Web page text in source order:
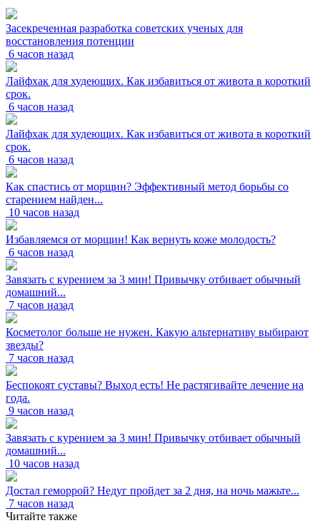
Засекреченная разработка советских ученых для
восстановления потенции
6 часов назад
Лайфхак для худеющих. Как избавиться от живота в короткий
срок.
6 часов назад
Лайфхак для худеющих. Как избавиться от живота в короткий
срок.
6 часов назад
Как спастись от морщин? Эффективный метод борьбы со
старением найден...
10 часов назад
Избавляемся от морщин! Как вернуть коже молодость?
6 часов назад
Завязать с курением за 3 мин! Привычку отбивает обычный
домашний...
7 часов назад
Косметолог больше не нужен. Какую альтернативу выбирают
звезды?
7 часов назад
Беспокоят суставы? Выход есть! Не растягивайте лечение на
года.
9 часов назад
Завязать с курением за 3 мин! Привычку отбивает обычный
домашний...
10 часов назад
Достал геморрой? Недуг пройдет за 2 дня, на ночь мажьте...
7 часов назад
Читайте также